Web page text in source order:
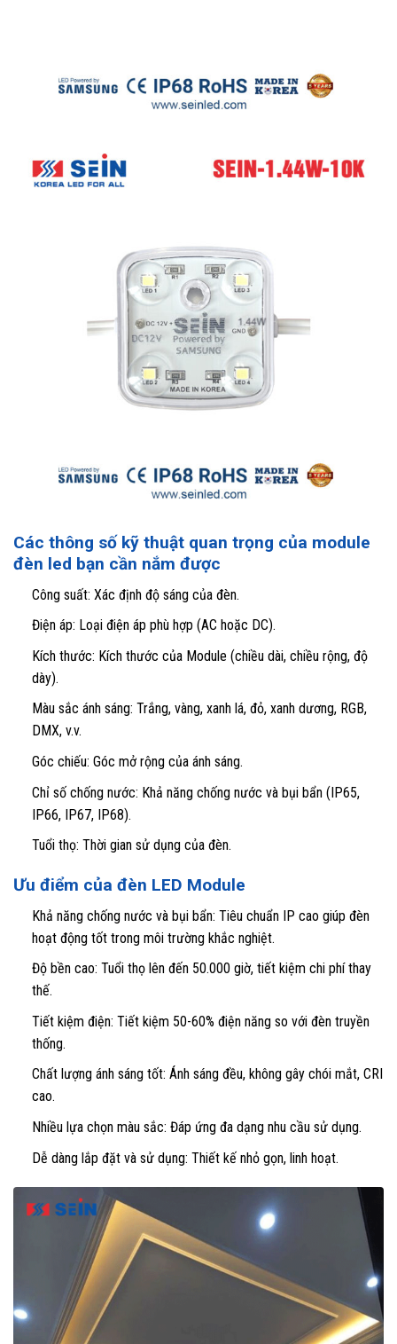
Các thông số kỹ thuật quan trọng của module
đèn led bạn cần nắm được
Công suất: Xác định độ sáng của đèn.
Điện áp: Loại điện áp phù hợp (AC hoặc DC).
Kích thước: Kích thước của Module (chiều dài, chiều rộng, độ
dày).
Màu sắc ánh sáng: Trắng, vàng, xanh lá, đỏ, xanh dương, RGB,
DMX, v.v.
Góc chiếu: Góc mở rộng của ánh sáng.
Chỉ số chống nước: Khả năng chống nước và bụi bẩn (IP65,
IP66, IP67, IP68).
Tuổi thọ: Thời gian sử dụng của đèn.
Ưu điểm của đèn LED Module
Khả năng chống nước và bụi bẩn: Tiêu chuẩn IP cao giúp đèn
hoạt động tốt trong môi trường khắc nghiệt.
Độ bền cao: Tuổi thọ lên đến 50.000 giờ, tiết kiệm chi phí thay
thế.
Tiết kiệm điện: Tiết kiệm 50-60% điện năng so với đèn truyền
thống.
Chất lượng ánh sáng tốt: Ánh sáng đều, không gây chói mắt, CRI
cao.
Nhiều lựa chọn màu sắc: Đáp ứng đa dạng nhu cầu sử dụng.
Dễ dàng lắp đặt và sử dụng: Thiết kế nhỏ gọn, linh hoạt.